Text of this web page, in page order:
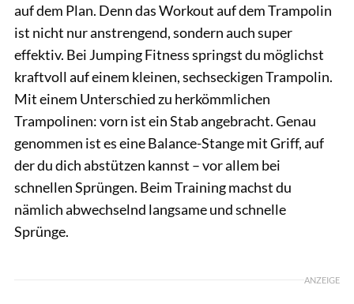
auf dem Plan. Denn das Workout auf dem Trampolin
ist nicht nur anstrengend, sondern auch super
effektiv. Bei Jumping Fitness springst du möglichst
kraftvoll auf einem kleinen, sechseckigen Trampolin.
Mit einem Unterschied zu herkömmlichen
Trampolinen: vorn ist ein Stab angebracht. Genau
genommen ist es eine Balance-Stange mit Griff, auf
der du dich abstützen kannst – vor allem bei
schnellen Sprüngen. Beim Training machst du
nämlich abwechselnd langsame und schnelle
Sprünge.
ANZEIGE